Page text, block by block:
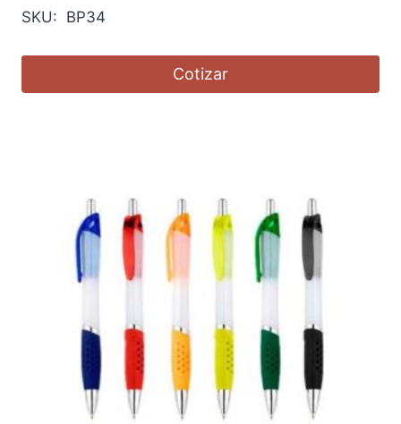
SKU: BP34
Cotizar